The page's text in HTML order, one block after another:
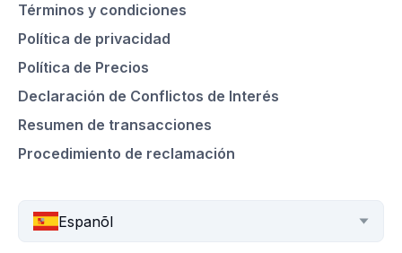
Términos y condiciones
Política de privacidad
Política de Precios
Declaración de Conflictos de Interés
Resumen de transacciones
Procedimiento de reclamación
Espanõl